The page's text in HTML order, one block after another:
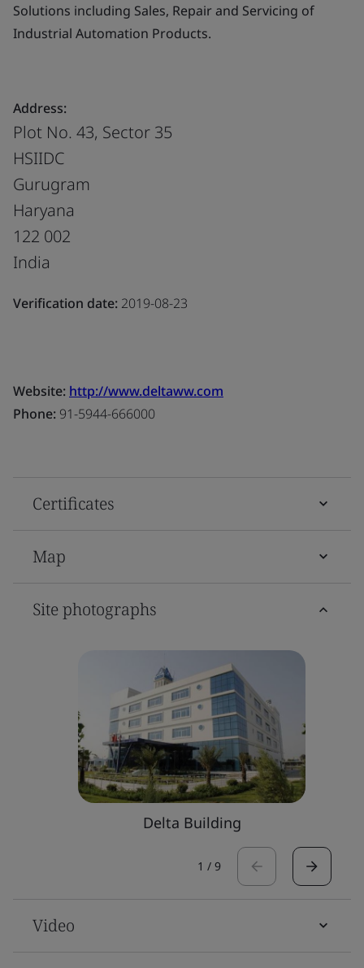
Solutions including Sales, Repair and Servicing of
Industrial Automation Products.
Address:
Plot No. 43, Sector 35
HSIIDC
Gurugram
Haryana
122 002
India
Verification date: 2019-08-23
Website: http://www.deltaww.com
Phone: 91-5944-666000
Certificates
Map
Site photographs
Delta Building
1 / 9
Video